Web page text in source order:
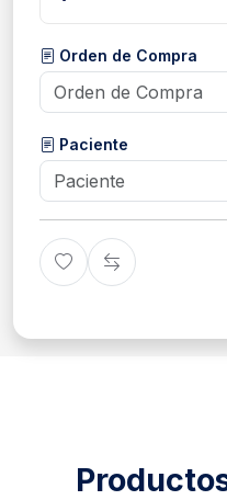
Orden de Compra
Paciente